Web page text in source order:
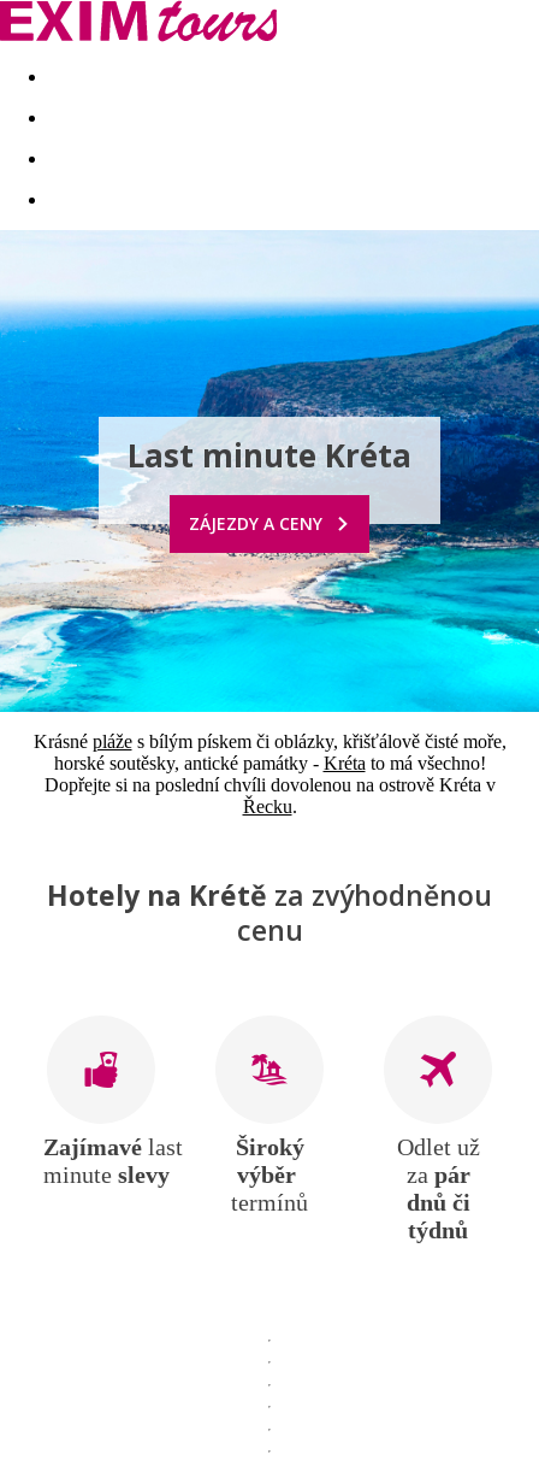
Akční nabídky Last minute
Last minute Kréta
ZÁJEZDY A CENY
Krásné plážes bílým pískem či oblázky, křišťálově čisté moře,
horské soutěsky, antické památky - Kréta to má všechno!
Dopřejte si na poslední chvíli dovolenou na ostrově Kréta v
Řecku.
Hotely na Krétě za zvýhodněnou
cenu
Zajímavé last
minute slevy
Široký
výběr
termínů
Odlet už
za pár
dnů či
týdnů